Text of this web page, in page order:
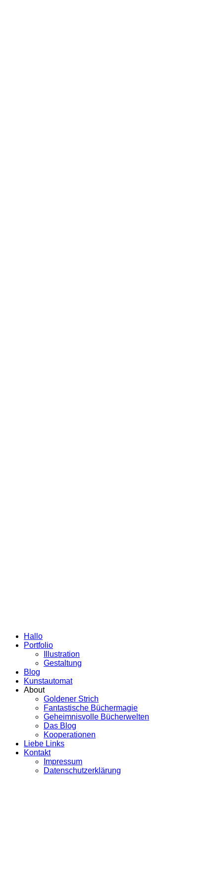
Hallo
Portfolio
Illustration
Gestaltung
Blog
Kunstautomat
About
Goldener Strich
Fantastische Büchermagie
Geheimnisvolle Bücherwelten
Das Blog
Kooperationen
Liebe Links
Kontakt
Impressum
Datenschutzerklärung